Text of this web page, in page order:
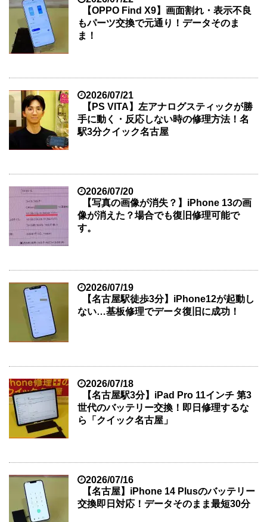
【OPPO Find X9】画面割れ・表示不良
もパーツ交換で元通り！データそのま
ま！
2026/07/21
【PS VITA】左アナログスティックが勝
手に動く・反応しない時の修理方法！名
駅3分クイック名古屋
2026/07/20
【写真の画像が消失？】iPhone 13の画
像が消えた？場合でも復旧修理可能で
す。
2026/07/19
【名古屋駅徒歩3分】iPhone12が起動し
ない…基板修理でデータ復旧に成功！
2026/07/18
【名古屋駅3分】iPad Pro 11インチ 第3
世代のバッテリー交換！即日修理するな
ら「クイック名古屋」
2026/07/16
【名古屋】iPhone 14 Plusのバッテリー
交換即日対応！データそのまま最短30分